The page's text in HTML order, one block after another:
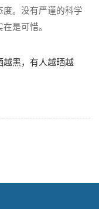
。没有严谨的科学
是可惜。
越黑，有人越晒越